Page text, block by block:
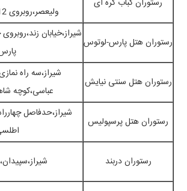
رستوران کباب کره ای
ولیعصر،روبروی 12 متری نمازی
رستوران هتل پارس-لوتوس
شیراز،خیابان
رستوران هتل سنتی نیایش
شیراز،سه راه
عباسی،کوچه
رستوران هتل پرسپولیس
شیراز،حدفاصل
رستوران دربند